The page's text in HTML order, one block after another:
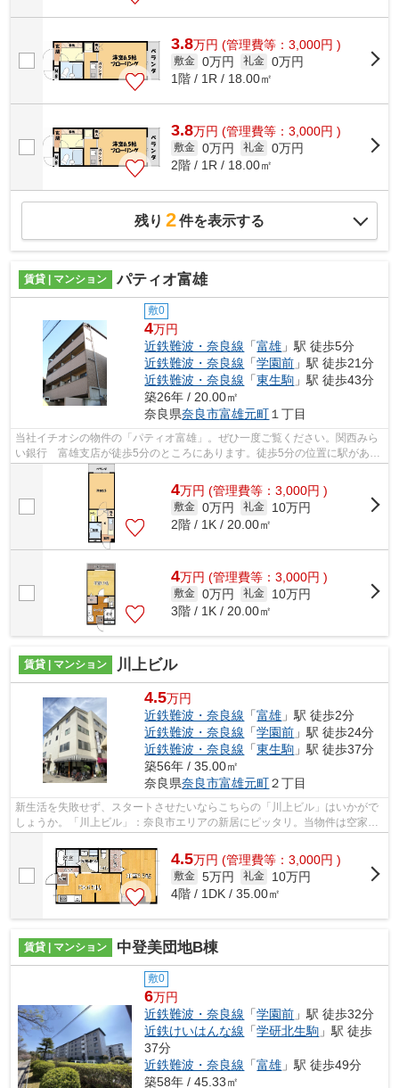
3.8万円 (管理費等：3,000円 )
敷金 0万円 礼金 0万円
1階 / 1R / 18.00㎡
3.8万円 (管理費等：3,000円 )
敷金 0万円 礼金 0万円
2階 / 1R / 18.00㎡
残り 2件を表示する
賃貸 | マンション パティオ富雄
敷0
4万円
近鉄難波・奈良線 「富雄 」駅 徒歩5分
近鉄難波・奈良線 「学園前 」駅 徒歩21分
近鉄難波・奈良線 「東生駒 」駅 徒歩43分
築26年 / 20.00㎡
奈良県奈良市富雄元町 １丁目
当社イチオシの物件の「パティオ富雄」。ぜひ一度ご覧ください。関西みら
い銀行 富雄支店が徒歩5分のところにあります。徒歩5分の位置に駅がある
物件です。防犯対策もバッチリなマン...
4万円 (管理費等：3,000円 )
敷金 0万円 礼金
10万円
2階 / 1K / 20.00㎡
4万円 (管理費等：3,000円 )
敷金 0万円 礼金
10万円
3階 / 1K / 20.00㎡
賃貸 | マンション 川上ビル
4.5万円
近鉄難波・奈良線 「富雄 」駅 徒歩2分
近鉄難波・奈良線 「学園前 」駅 徒歩24分
近鉄難波・奈良線 「東生駒 」駅 徒歩37分
築56年 / 35.00㎡
奈良県奈良市富雄元町２丁目
新生活を失敗せず、スタートさせたいならこちらの「川上ビル」はいかがで
しょうか。「川上ビル」：奈良市エリアの新居にピッタリ。当物件は空家で
4.5万円 (管理費等：3,000円 )
敷金 5万円 礼金
10万円
4階 / 1DK / 35.00㎡
賃貸 | マンション 中登美団地B棟
敷0
6万円
近鉄難波・奈良線 「学園前 」駅 徒歩32分
近鉄けいはんな線 「学研北生駒 」駅 徒歩
37分
近鉄難波・奈良線 「富雄 」駅 徒歩49分
築58年 / 45.33㎡